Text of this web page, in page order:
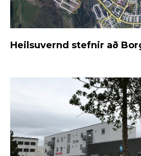
Heilsuvernd stefnir að